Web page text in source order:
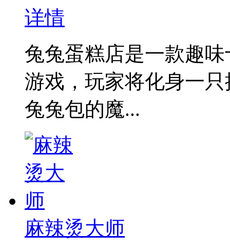
详情
兔兔蛋糕店是一款趣
游戏，玩家将化身一
兔兔包的魔...
麻辣烫大师